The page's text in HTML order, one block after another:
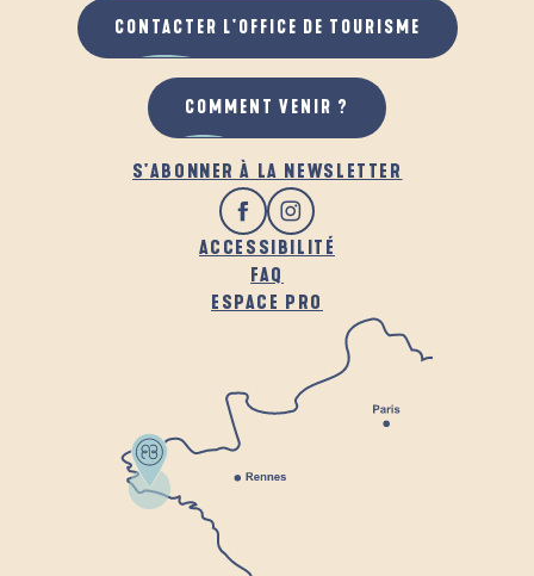
S'ABONNER À LA NEWSLETTER
ACCESSIBILITÉ
FAQ
ESPACE PRO
CONTACTER L'OFFICE DE TOURISME
COMMENT VENIR ?